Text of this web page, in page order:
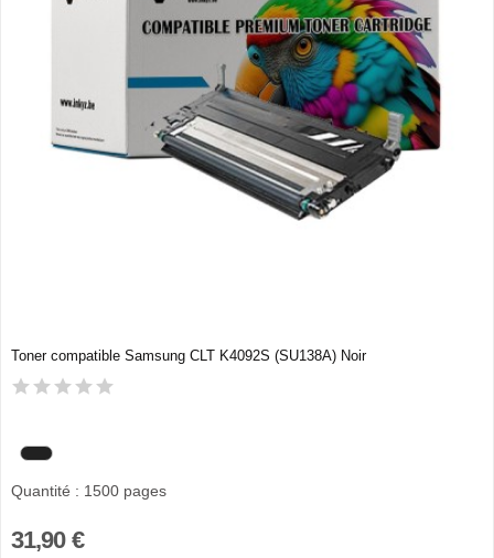
Toner compatible Samsung CLT K4092S (SU138A) Noir
Quantité : 1500 pages
31,90 €